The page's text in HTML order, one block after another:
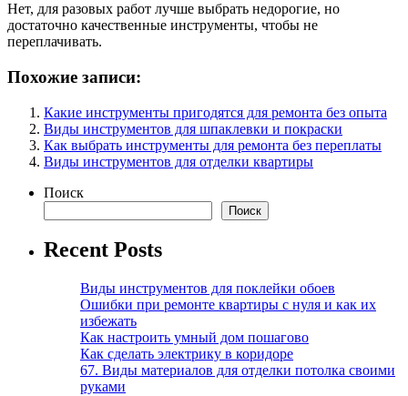
Нет, для разовых работ лучше выбрать недорогие, но
достаточно качественные инструменты, чтобы не
переплачивать.
Похожие записи:
Какие инструменты пригодятся для ремонта без опыта
Виды инструментов для шпаклевки и покраски
Как выбрать инструменты для ремонта без переплаты
Виды инструментов для отделки квартиры
Поиск
Поиск
Recent Posts
Виды инструментов для поклейки обоев
Ошибки при ремонте квартиры с нуля и как их
избежать
Как настроить умный дом пошагово
Как сделать электрику в коридоре
67. Виды материалов для отделки потолка своими
руками